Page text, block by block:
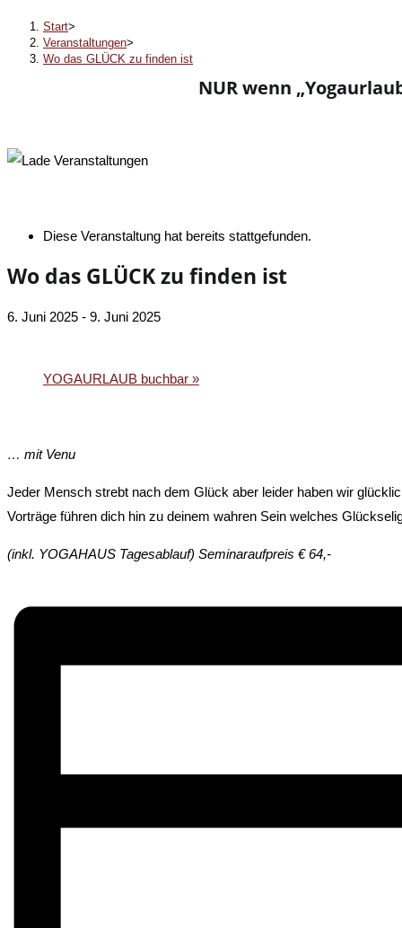
Start>
Veranstaltungen>
Wo das GLÜCK zu finden ist
NUR wenn
Diese Veranstaltung hat bereits stattgefunden.
Wo das GLÜCK zu finden ist
6. Juni 2025 - 9. Juni 2025
YOGAURLAUB buchbar »
… mit Venu
Jeder Mensch strebt nach dem Glück aber leider haben wir
Vorträge führen dich hin zu deinem wahren Sein welches
(inkl. YOGAHAUS Tagesablauf) Seminaraufpreis € 64,-